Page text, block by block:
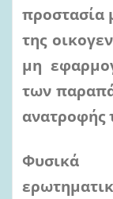
προστασία
της
μη
των
ανατροφής
Φυσικά